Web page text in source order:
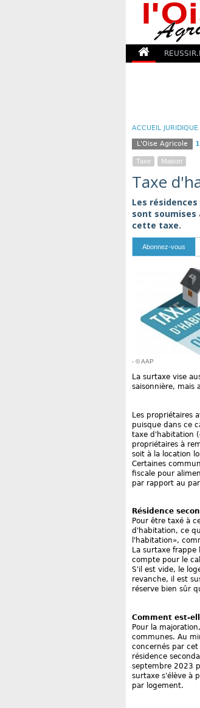
ACCUEIL
L'Oise Agricole
Taxe Maison
Taxe
Les
sont soumises
cette taxe.
Abonnez-vous
- © AAP
La surtaxe vise
saisonnière, mais
Les propriétaires
puisque dans ce
taxe d'habitation
propriétaires à
soit à la location
Certaines
fiscale pour
par rapport au
Résidence
Pour être taxé à
d'habitation, ce
l'habitation»,
La surtaxe frappe
compte pour le
S'il est vide, le
revanche, il est
réserve bien sûr
Comment est-
Pour la
communes. Au
concernés par
résidence
septembre 2023
surtaxe s'élève à
par logement.